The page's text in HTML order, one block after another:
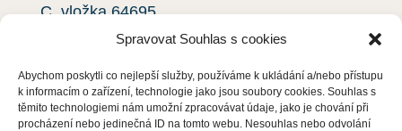
Spravovat Souhlas s cookies
Abychom poskytli co nejlepší služby, používáme k ukládání a/nebo přístupu
k informacím o zařízení, technologie jako jsou soubory cookies. Souhlas s
těmito technologiemi nám umožní zpracovávat údaje, jako je chování při
procházení nebo jedinečná ID na tomto webu. Nesouhlas nebo odvolání
C, vložka 64695.
S čím vám pomůžeme?